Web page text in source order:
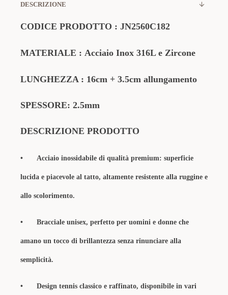
DESCRIZIONE
CODICE PRODOTTO : JN2560C182
MATERIALE : Acciaio Inox 316L e Zircone
LUNGHEZZA : 16cm + 3.5cm allungamento
SPESSORE: 2.5mm
DESCRIZIONE PRODOTTO
• Acciaio inossidabile di qualità premium: superficie
lucida e piacevole al tatto, altamente resistente alla ruggine e
allo scolorimento.
• Bracciale unisex, perfetto per uomini e donne che
amano un tocco di brillantezza senza rinunciare alla
semplicità.
• Design tennis classico e raffinato, disponibile in vari